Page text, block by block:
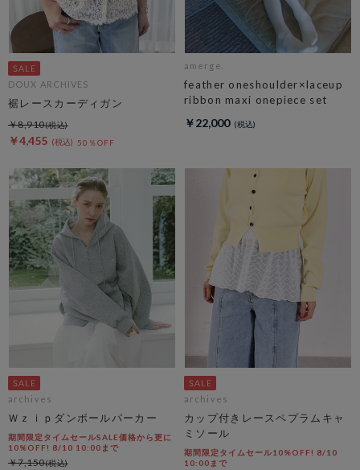
DOUX ARCHIVES
裾レースカーディガン
￥4,455 50％OFF
￥8,910
amerge.
feather oneshoulder×laceup
ribbon maxi onepiece set
￥22,000
archives
Ｗｚｉｐダンボールパーカー
期間限定タイムセールSALE価格から更に
10%OFF! 8/10 10:00まで
￥7,150
archives
カップ付きレースペプラムキャ
ミソール
期間限定タイムセール10%OFF! 8/10
10:00まで